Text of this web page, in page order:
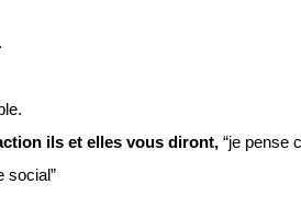
ils et elles vous diront, “je pense
social”